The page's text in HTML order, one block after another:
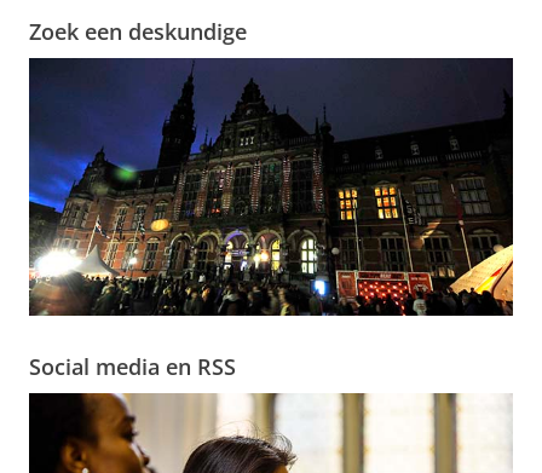
Zoek een deskundige
Social media en RSS